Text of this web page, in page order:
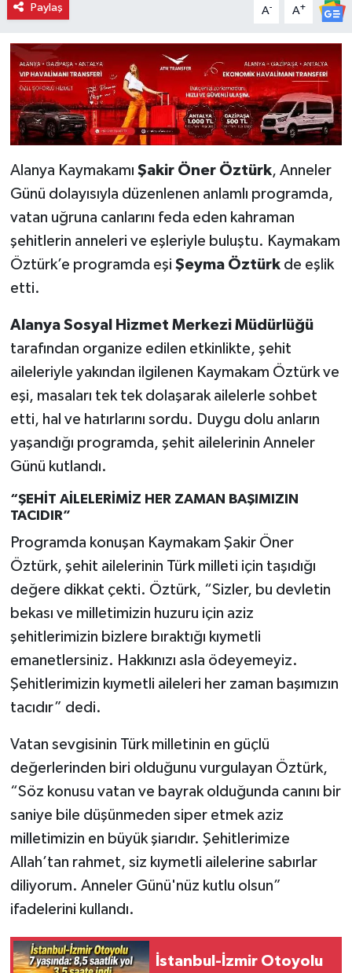
Paylaş A- A+
Alanya Kaymakamı Şakir Öner Öztürk, Anneler
Günü dolayısıyla düzenlenen anlamlı programda,
vatan uğruna canlarını feda eden kahraman
şehitlerin anneleri ve eşleriyle buluştu. Kaymakam
Öztürk’e programda eşi Şeyma Öztürkde eşlik
etti.
Alanya Sosyal Hizmet Merkezi Müdürlüğü
tarafından organize edilen etkinlikte, şehit
aileleriyle yakından ilgilenen Kaymakam Öztürk ve
eşi, masaları tek tek dolaşarak ailelerle sohbet
etti, hal ve hatırlarını sordu. Duygu dolu anların
yaşandığı programda, şehit ailelerinin Anneler
Günü kutlandı.
“ŞEHİT AİLELERİMİZ HER ZAMAN BAŞIMIZIN
TACIDIR”
Programda konuşan Kaymakam Şakir Öner
Öztürk, şehit ailelerinin Türk milleti için taşıdığı
değere dikkat çekti. Öztürk, “Sizler, bu devletin
bekası ve milletimizin huzuru için aziz
şehitlerimizin bizlere bıraktığı kıymetli
emanetlersiniz. Hakkınızı asla ödeyemeyiz.
Şehitlerimizin kıymetli aileleri her zaman başımızın
tacıdır” dedi.
Vatan sevgisinin Türk milletinin en güçlü
değerlerinden biri olduğunu vurgulayan Öztürk,
“Söz konusu vatan ve bayrak olduğunda canını bir
saniye bile düşünmeden siper etmek aziz
milletimizin en büyük şiarıdır. Şehitlerimize
Allah’tan rahmet, siz kıymetli ailelerine sabırlar
diliyorum. Anneler Günü'nüz kutlu olsun”
ifadelerini kullandı.
İstanbul-İzmir Otoyolu